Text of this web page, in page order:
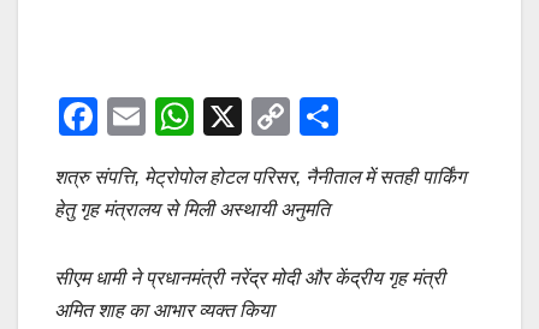
F
c
b
o
E
m
ail
W
at
A
p
X
C
p
y
Li
ar
शत्रु संपत्ति, मेट्रोपोल होटल परिसर, नैनीताल में सतही पार्किंग
हेतु गृह मंत्रालय से मिली अस्थायी अनुमति
सीएम धामी ने प्रधानमंत्री नरेंद्र मोदी और केंद्रीय गृह मंत्री
अमित शाह का आभार व्यक्त किया